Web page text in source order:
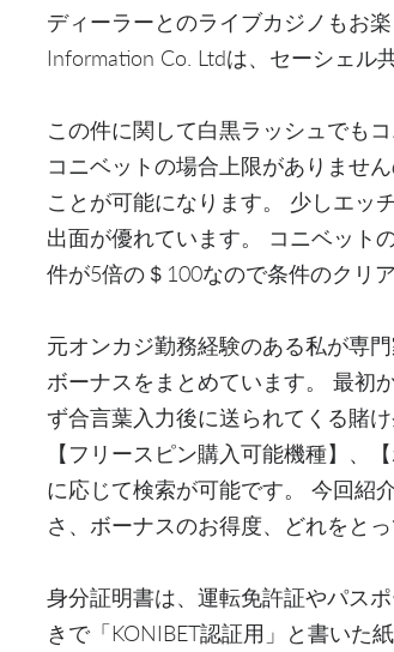
ディーラーとのライブカジノもお
Information Co. Ltdは、セーシェル
この件に関して白黒ラッシュでも
コニベットの場合上限がありませ
ことが可能になります。 少しエッ
出面が優れています。 コニベット
件が5倍の＄100なので条件のクリ
元オンカジ勤務経験のある私が専
ボーナスをまとめています。 最初
ず合言葉入力後に送られてくる賭
【フリースピン購入可能機種】、
に応じて検索が可能です。 今回紹
さ、ボーナスのお得度、どれをと
身分証明書は、運転免許証やパス
きで「KONIBET認証用」と書いた